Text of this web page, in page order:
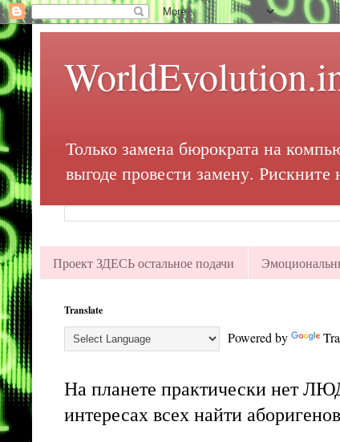
Только замена бюрократа на
выгоде провести замену. Рискните
Проект ЗДЕСЬ остальное подачи
Translate
Powered by
На планете практически нет
интересах всех найти